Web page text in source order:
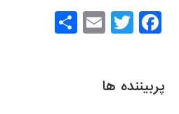
پربیننده ها
F
a
e
T
wi
er
E
m